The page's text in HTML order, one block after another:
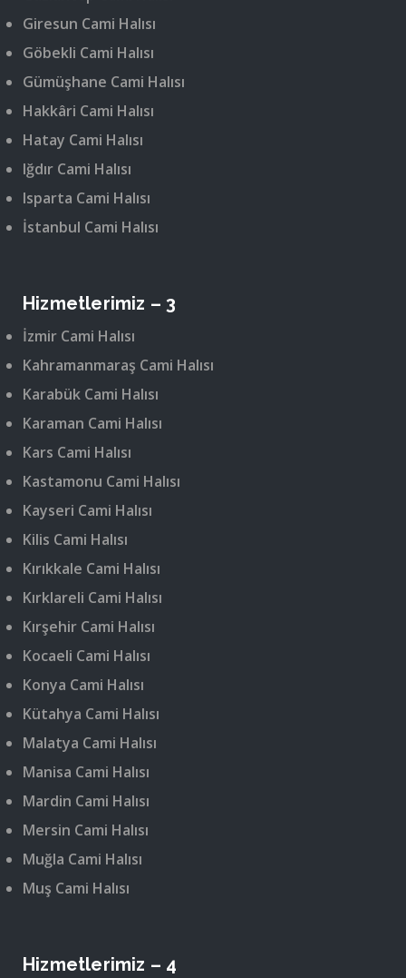
Giresun Cami Halısı
Göbekli Cami Halısı
Gümüşhane Cami Halısı
Hakkâri Cami Halısı
Hatay Cami Halısı
Iğdır Cami Halısı
Isparta Cami Halısı
İstanbul Cami Halısı
Hizmetlerimiz – 3
İzmir Cami Halısı
Kahramanmaraş Cami Halısı
Karabük Cami Halısı
Karaman Cami Halısı
Kars Cami Halısı
Kastamonu Cami Halısı
Kayseri Cami Halısı
Kilis Cami Halısı
Kırıkkale Cami Halısı
Kırklareli Cami Halısı
Kırşehir Cami Halısı
Kocaeli Cami Halısı
Konya Cami Halısı
Kütahya Cami Halısı
Malatya Cami Halısı
Manisa Cami Halısı
Mardin Cami Halısı
Mersin Cami Halısı
Muğla Cami Halısı
Muş Cami Halısı
Hizmetlerimiz – 4